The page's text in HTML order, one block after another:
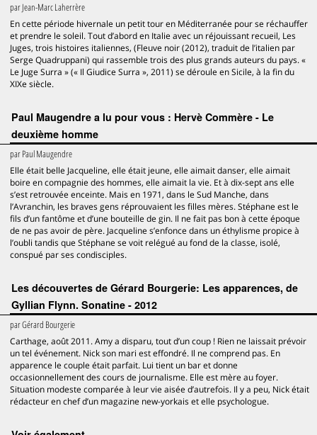
parJean-Marc Laherrère
En cette période hivernale un petit tour en Méditerranée pour se réchauffer
et prendre le soleil. Tout d’abord en Italie avec un réjouissant recueil, Les
Juges, trois histoires italiennes, (Fleuve noir (2012), traduit de l’italien par
Serge Quadruppani) qui rassemble trois des plus grands auteurs du pays. «
Le Juge Surra » (« Il Giudice Surra », 2011) se déroule en Sicile, à la fin du
XIXe siècle.
Paul Maugendre a lu pour vous : Hervè Commère - Le
deuxième homme
parPaul Maugendre
Elle était belle Jacqueline, elle était jeune, elle aimait danser, elle aimait
boire en compagnie des hommes, elle aimait la vie. Et à dix-sept ans elle
s’est retrouvée enceinte. Mais en 1971, dans le Sud Manche, dans
l’Avranchin, les braves gens réprouvaient les filles mères. Stéphane est le
fils d’un fantôme et d’une bouteille de gin. Il ne fait pas bon à cette époque
de ne pas avoir de père. Jacqueline s’enfonce dans un éthylisme propice à
l’oubli tandis que Stéphane se voit relégué au fond de la classe, isolé,
conspué par ses condisciples.
Les découvertes de Gérard Bourgerie: Les apparences, de
Gyllian Flynn. Sonatine - 2012
parGérard Bourgerie
Carthage, août 2011. Amy a disparu, tout d’un coup ! Rien ne laissait prévoir
un tel événement. Nick son mari est effondré. Il ne comprend pas. En
apparence le couple était parfait. Lui tient un bar et donne
occasionnellement des cours de journalisme. Elle est mère au foyer.
Situation modeste comparée à leur vie aisée d’autrefois. Il y a peu, Nick était
rédacteur en chef d’un magazine new-yorkais et elle psychologue.